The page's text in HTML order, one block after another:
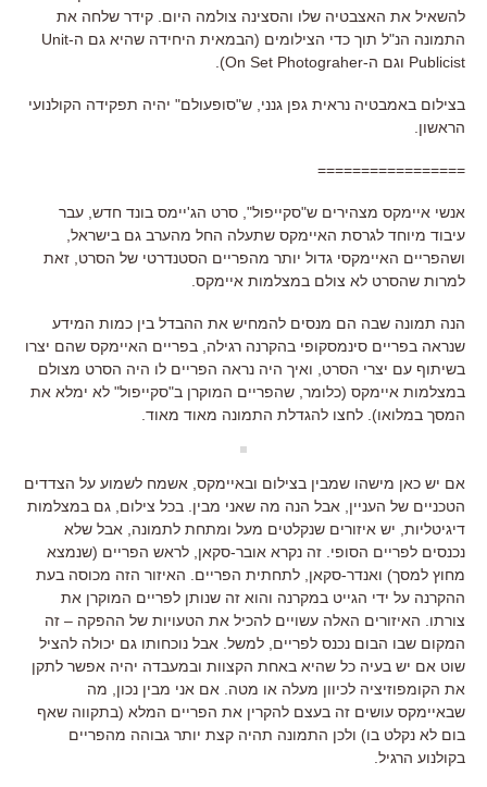
להשאיל את האצבטיה שלו והסצינה צולמה היום. קידר שלחה את
התמונה הנ"ל תוך כדי הצילומים (הבמאית היחידה שהיא גם ה-Unit
Publicist וגם ה-On Set Photograher).
בצילום באמבטיה נראית גפן גנני, ש"סופעולם" יהיה תפקידה הקולנועי
הראשון.
=================
אנשי איימקס מצהירים ש"סקייפול", סרט הג'יימס בונד חדש, עבר
עיבוד מיוחד לגרסת האיימקס שתעלה החל מהערב גם בישראל,
ושהפריים האיימקסי גדול יותר מהפריים הסטנדרטי של הסרט, זאת
למרות שהסרט לא צולם במצלמות איימקס.
הנה תמונה שבה הם מנסים להמחיש את ההבדל בין כמות המידע
שנראה בפריים סינמסקופי בהקרנה רגילה, בפריים האיימקס שהם יצרו
בשיתוף עם יצרי הסרט, ואיך היה נראה הפריים לו היה הסרט מצולם
במצלמות איימקס (כלומר, שהפריים המוקרן ב"סקייפול" לא ימלא את
המסך במלואו). לחצו להגדלת התמונה מאוד מאוד.
אם יש כאן מישהו שמבין בצילום ובאיימקס, אשמח לשמוע על הצדדים
הטכניים של העניין, אבל הנה מה שאני מבין. בכל צילום, גם במצלמות
דיגיטליות, יש איזורים שנקלטים מעל ומתחת לתמונה, אבל שלא
נכנסים לפריים הסופי. זה נקרא אובר-סקאן, לראש הפריים (שנמצא
מחוץ למסך) ואנדר-סקאן, לתחתית הפריים. האיזור הזה מכוסה בעת
ההקרנה על ידי הגייט במקרנה והוא זה שנותן לפריים המוקרן את
צורתו. האיזורים האלה עשויים להכיל את הטעויות של ההפקה – זה
המקום שבו הבום נכנס לפריים, למשל. אבל נוכחותו גם יכולה להציל
שוט אם יש בעיה כל שהיא באחת הקצוות ובמעבדה יהיה אפשר לתקן
את הקומפוזיציה לכיוון מעלה או מטה. אם אני מבין נכון, מה
שבאיימקס עושים זה בעצם להקרין את הפריים המלא (בתקווה שאף
בום לא נקלט בו) ולכן התמונה תהיה קצת יותר גבוהה מהפריים
בקולנוע הרגיל.